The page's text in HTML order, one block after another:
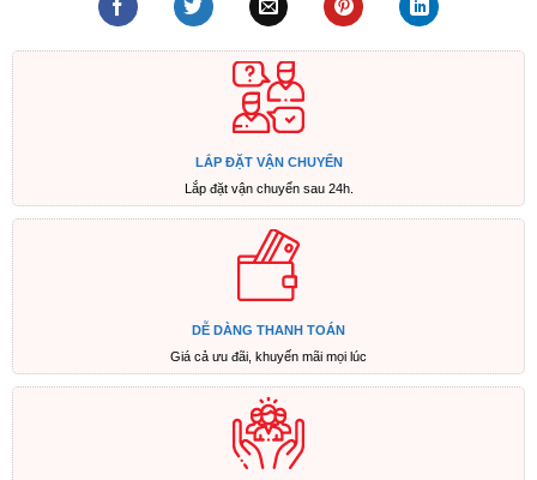
LẮP ĐẶT VẬN CHUYỂN
Lắp đặt vận chuyển sau 24h.
DỄ DÀNG THANH TOÁN
Giá cả ưu đãi, khuyến mãi mọi lúc